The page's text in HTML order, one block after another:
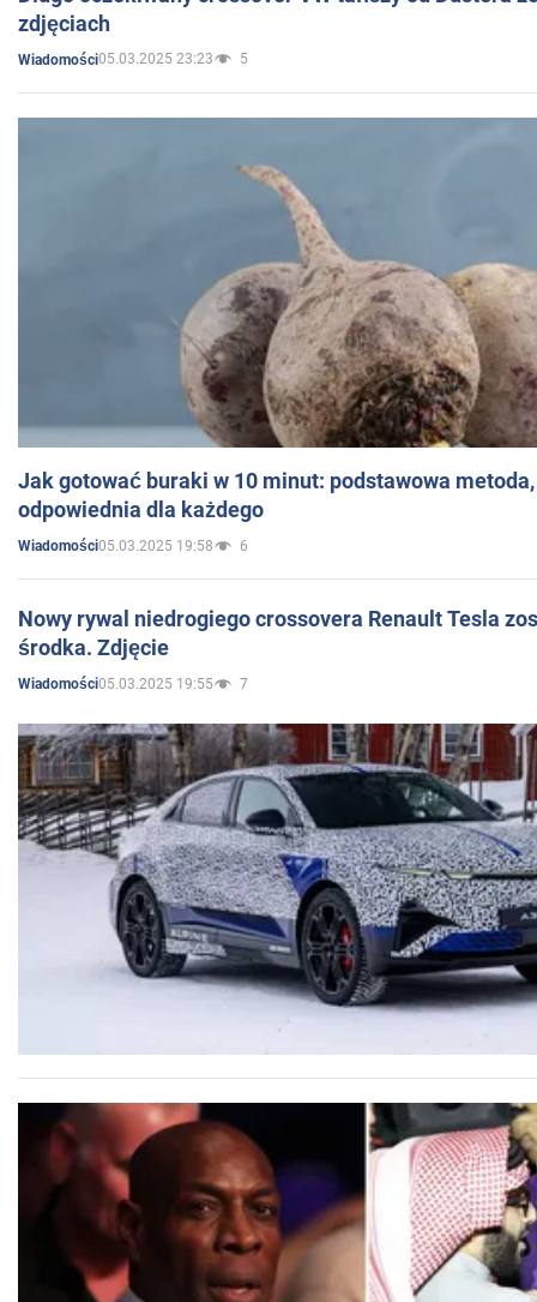
zdjęciach
Wiadomości05.03.2025 23:23 5
Jak gotować buraki w 10 minut: podstawowa
odpowiednia dla każdego
Wiadomości05.03.2025 19:58 6
Nowy rywal niedrogiego crossovera Renault Tesla
środka. Zdjęcie
Wiadomości05.03.2025 19:55 7